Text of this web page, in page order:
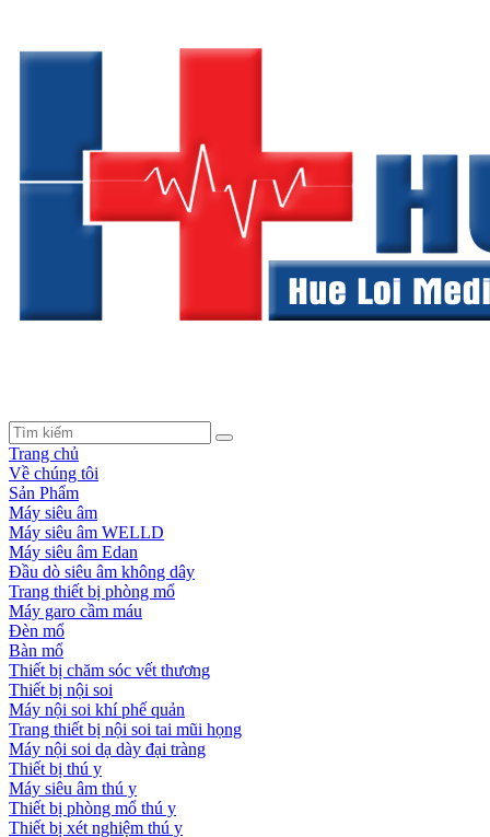
Trang chủ
Về chúng tôi
Sản Phẩm
Máy siêu âm
Máy siêu âm WELLD
Máy siêu âm Edan
Đầu dò siêu âm không dây
Trang thiết bị phòng mổ
Máy garo cầm máu
Đèn mổ
Bàn mổ
Thiết bị chăm sóc vết thương
Thiết bị nội soi
Máy nội soi khí phế quản
Trang thiết bị nội soi tai mũi họng
Máy nội soi dạ dày đại tràng
Thiết bị thú y
Máy siêu âm thú y
Thiết bị phòng mổ thú y
Thiết bị xét nghiệm thú y